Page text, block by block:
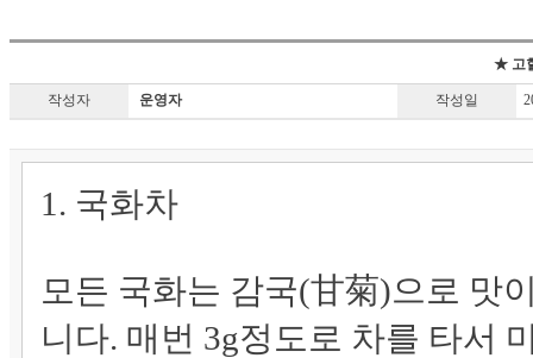
★ 고
작성자 운영자 작성일
1. 국화차
모든 국화는 감국(甘菊)으로 맛
니다. 매번 3g정도로 차를 타서